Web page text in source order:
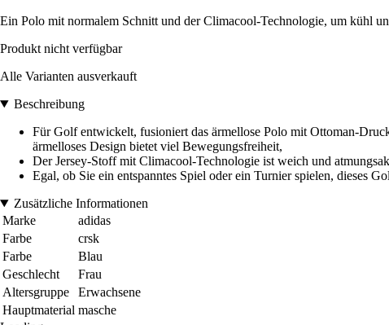
Ein Polo mit normalem Schnitt und der Climacool-Technologie, um kühl
Produkt nicht verfügbar
Alle Varianten ausverkauft
Beschreibung
Für Golf entwickelt, fusioniert das ärmellose Polo mit Ottoman-
ärmelloses Design bietet viel Bewegungsfreiheit,
Der Jersey-Stoff mit Climacool-Technologie ist weich und
Egal, ob Sie ein entspanntes Spiel oder ein Turnier spielen, dieses
Zusätzliche Informationen
Marke
adidas
Farbe
crsk
Farbe
Blau
Geschlecht
Frau
Altersgruppe
Erwachsene
Hauptmaterial masche